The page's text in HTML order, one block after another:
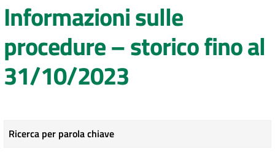
Informazioni sulle
procedure – storico fino al
31/10/2023
Ricerca per parola chiave